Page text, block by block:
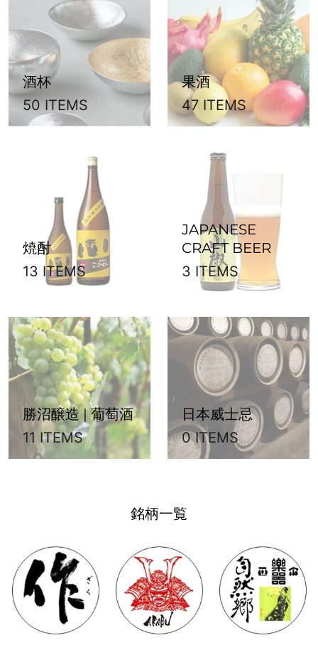
酒杯
50 ITEMS
果酒
47 ITEMS
焼酎
13 ITEMS
JAPANESE
CRAFT BEER
3 ITEMS
勝沼醸造 | 葡萄酒
11 ITEMS
日本威士忌
0 ITEMS
銘柄一覧